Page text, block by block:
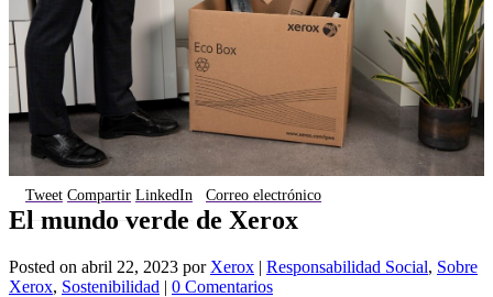
Tweet Compartir LinkedIn Correo electrónico
El mundo verde de Xerox
Posted on abril 22, 2023 por Xerox | Responsabilidad Social, Sobre
Xerox, Sostenibilidad | 0 Comentarios